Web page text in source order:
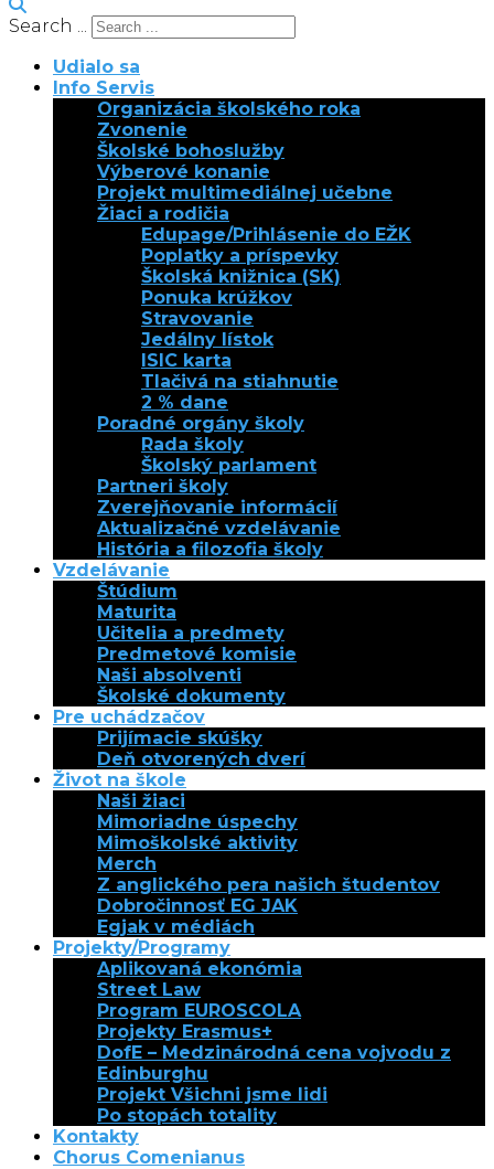
Search ...
Udialo sa
Info Servis
Organizácia školského roka
Zvonenie
Školské bohoslužby
Výberové konanie
Projekt multimediálnej učebne
Žiaci a rodičia
Edupage/Prihlásenie do EŽK
Poplatky a príspevky
Školská knižnica (SK)
Ponuka krúžkov
Stravovanie
Jedálny lístok
ISIC karta
Tlačivá na stiahnutie
2 % dane
Poradné orgány školy
Rada školy
Školský parlament
Partneri školy
Zverejňovanie informácií
Aktualizačné vzdelávanie
História a filozofia školy
Vzdelávanie
Štúdium
Maturita
Učitelia a predmety
Predmetové komisie
Naši absolventi
Školské dokumenty
Pre uchádzačov
Prijímacie skúšky
Deň otvorených dverí
Život na škole
Naši žiaci
Mimoriadne úspechy
Mimoškolské aktivity
Merch
Z anglického pera našich študentov
Dobročinnosť EG JAK
Egjak v médiách
Projekty/Programy
Aplikovaná ekonómia
Street Law
Program EUROSCOLA
Projekty Erasmus+
DofE – Medzinárodná cena vojvodu z
Edinburghu
Projekt Všichni jsme lidi
Po stopách totality
Kontakty
Chorus Comenianus